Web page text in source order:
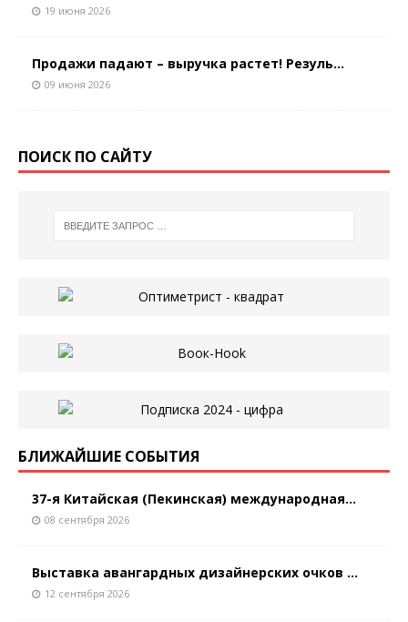
19 июня 2026
Продажи падают – выручка растет! Резуль...
09 июня 2026
ПОИСК ПО САЙТУ
БЛИЖАЙШИЕ СОБЫТИЯ
37-я Китайская (Пекинская) международная...
08 сентября 2026
Выставка авангардных дизайнерских очков ...
12 сентября 2026